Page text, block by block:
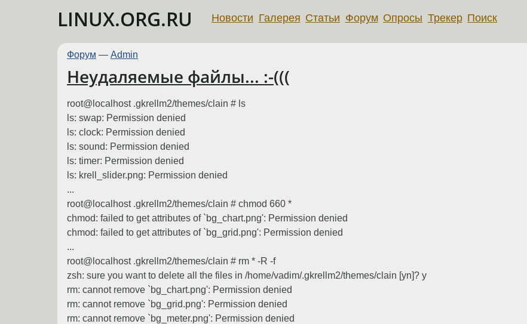
LINUX.ORG.RU Новости Галерея Статьи Форум Опросы Трекер Поиск
Форум — Admin
Неудаляемые файлы... :-(((
root@localhost .gkrellm2/themes/clain # ls
ls: swap: Permission denied
ls: clock: Permission denied
ls: sound: Permission denied
ls: timer: Permission denied
ls: krell_slider.png: Permission denied
...
root@localhost .gkrellm2/themes/clain # chmod 660 *
chmod: failed to get attributes of `bg_chart.png': Permission denied
chmod: failed to get attributes of `bg_grid.png': Permission denied
...
root@localhost .gkrellm2/themes/clain # rm * -R -f
zsh: sure you want to delete all the files in /home/vadim/.gkrellm2/themes/clain [yn]? y
rm: cannot remove `bg_chart.png': Permission denied
rm: cannot remove `bg_grid.png': Permission denied
rm: cannot remove `bg_meter.png': Permission denied